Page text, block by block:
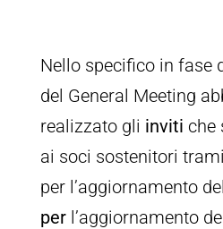
Nello specifico in fase
del General Meeting
realizzato gli inviti che
ai soci sostenitori
per l’aggiornamento
per l’aggiornamento